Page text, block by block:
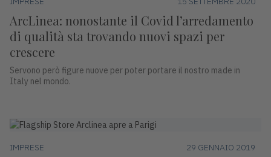
ArcLinea: nonostante il Covid l’arredamento
di qualità sta trovando nuovi spazi per
crescere
Servono però figure nuove per poter portare il nostro made in
Italy nel mondo.
IMPRESE 29 GENNAIO 2019